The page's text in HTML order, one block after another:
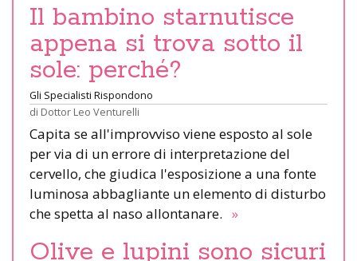
Il bambino starnutisce
appena si trova sotto il
sole: perché?
Gli Specialisti Rispondono
di Dottor Leo Venturelli
Capita se all'improvviso viene esposto al sole
per via di un errore di interpretazione del
cervello, che giudica l'esposizione a una fonte
luminosa abbagliante un elemento di disturbo
che spetta al naso allontanare. »
Olive e lupini sono sicuri